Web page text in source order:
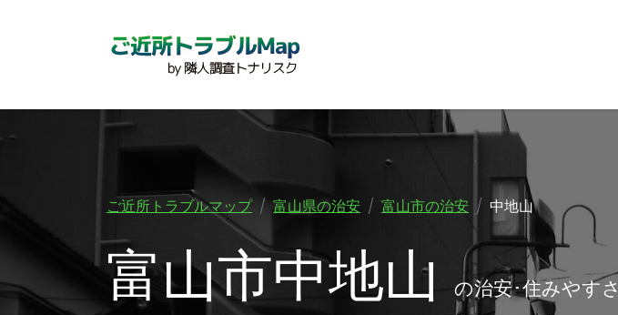
ご近所トラブルマップ 富山県の治安 富山市の治安 中地山
富山市中地山 の治安･住みやすさ